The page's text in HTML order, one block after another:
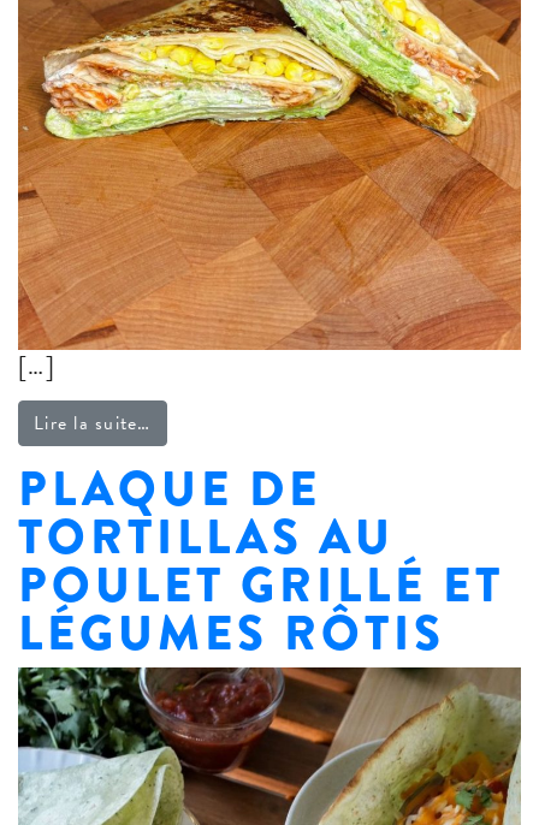
[…]
Lire la suite…
PLAQUE DE
TORTILLAS AU
POULET GRILLÉ ET
LÉGUMES RÔTIS